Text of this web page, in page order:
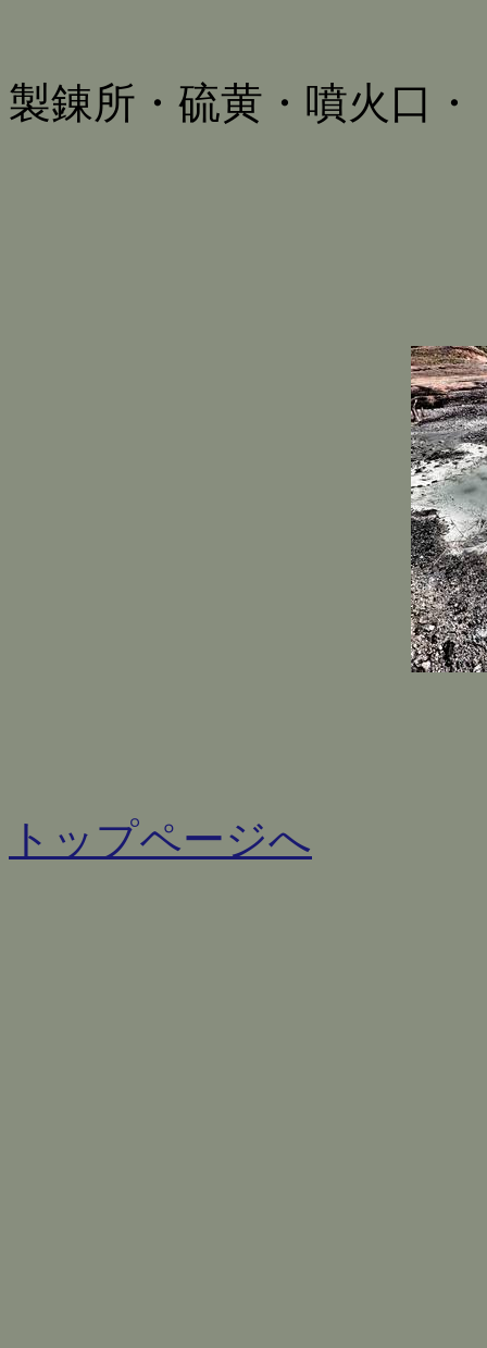
製錬所・硫黄・噴火口・
トップページへ